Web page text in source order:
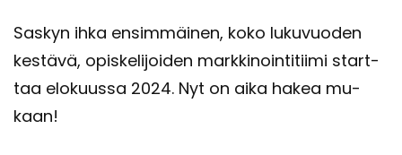
Sas­kyn ihka en­sim­mäi­nen, koko lu­ku­vuo­den
kes­tä­vä, opis­ke­li­joi­den mark­ki­noin­ti­tii­mi start­
taa elo­kuus­sa 2024. Nyt on aika hakea mu­
kaan!